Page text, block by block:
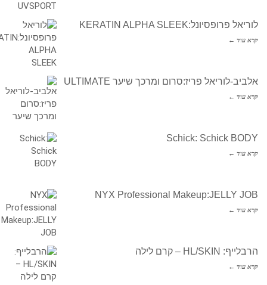
לוריאל פרופסיונל:KERATIN ALPHA SLEEK
קרא עוד ←
אלביב-לוריאל פריז:סרום ומרכך שיער ULTIMATE
קרא עוד ←
Schick: Schick BODY
קרא עוד ←
NYX Professional Makeup:JELLY JOB
קרא עוד ←
הרבלייף: HL/SKIN – קרם לילה
קרא עוד ←